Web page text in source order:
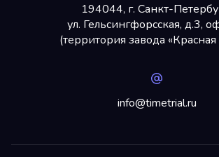
194044, г. Санкт-
ул. Гельсингфорсская, д.3,
(территория завода «Красная
info@timetrial.ru